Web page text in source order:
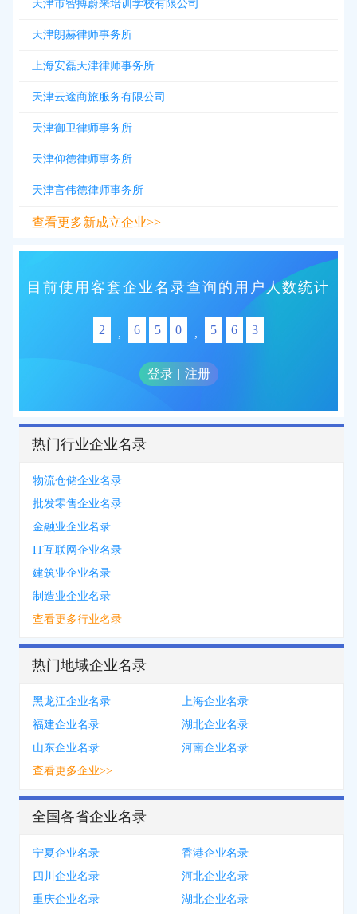
天津市智搏蔚来培训学校有限公司
天津朗赫律师事务所
上海安磊天津律师事务所
天津云途商旅服务有限公司
天津御卫律师事务所
天津仰德律师事务所
天津言伟德律师事务所
查看更多新成立企业>>
目前使用客套企业名录查询的用户人数统计
2 , 6 5 0 , 5 6 3
登录 | 注册
热门行业企业名录
物流仓储企业名录
批发零售企业名录
金融业企业名录
IT互联网企业名录
建筑业企业名录
制造业企业名录
查看更多行业名录
热门地域企业名录
黑龙江企业名录
上海企业名录
福建企业名录
湖北企业名录
山东企业名录
河南企业名录
查看更多企业>>
全国各省企业名录
宁夏企业名录
香港企业名录
四川企业名录
河北企业名录
重庆企业名录
湖北企业名录